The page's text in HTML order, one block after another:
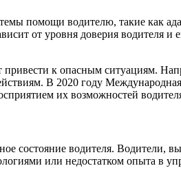
помощи водителю, такие как
от уровня доверия водителя и
привести к опасным ситуациям.
В 2020 году
их возможностей
состояние водителя. Водители,
или недостатком опыта в